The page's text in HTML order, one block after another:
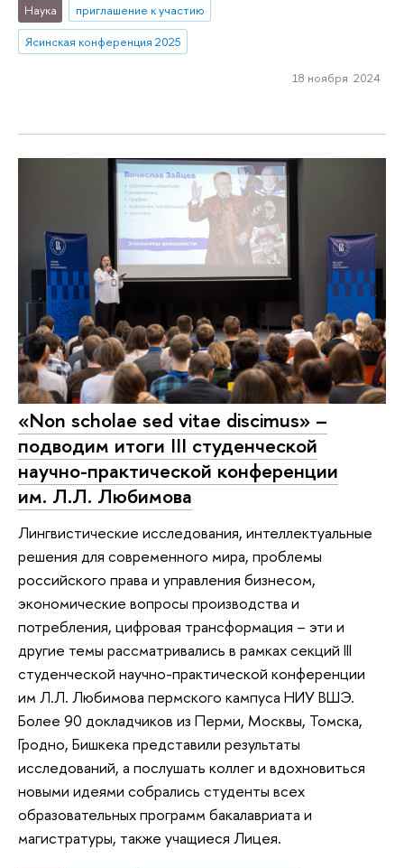
Наука
приглашение к участию
Ясинская конференция 2025
18 ноября 2024
«Non scholae sed vitae discimus» –
подводим итоги III студенческой
научно-практической конференции
им. Л.Л. Любимова
Лингвистические исследования, интеллектуальные
решения для современного мира, проблемы
российского права и управления бизнесом,
экономические вопросы производства и
потребления, цифровая трансформация – эти и
другие темы рассматривались в рамках секций III
студенческой научно-практической конференции
им Л.Л. Любимова пермского кампуса НИУ ВШЭ.
Более 90 докладчиков из Перми, Москвы, Томска,
Гродно, Бишкека представили результаты
исследований, а послушать коллег и вдохновиться
новыми идеями собрались студенты всех
образовательных программ бакалавриата и
магистратуры, также учащиеся Лицея.